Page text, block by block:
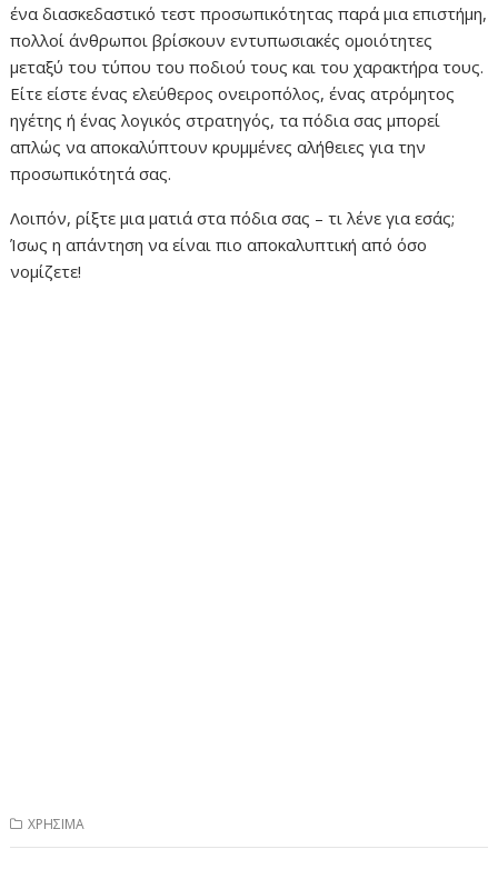
ένα διασκεδαστικό τεστ προσωπικότητας παρά μια επιστήμη,
πολλοί άνθρωποι βρίσκουν εντυπωσιακές ομοιότητες
μεταξύ του τύπου του ποδιού τους και του χαρακτήρα τους.
Είτε είστε ένας ελεύθερος ονειροπόλος, ένας ατρόμητος
ηγέτης ή ένας λογικός στρατηγός, τα πόδια σας μπορεί
απλώς να αποκαλύπτουν κρυμμένες αλήθειες για την
προσωπικότητά σας.
Λοιπόν, ρίξτε μια ματιά στα πόδια σας – τι λένε για εσάς;
Ίσως η απάντηση να είναι πιο αποκαλυπτική από όσο
νομίζετε!
ΧΡΗΣΙΜΑ